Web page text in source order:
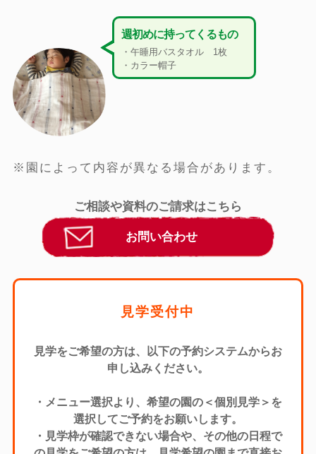
週初めに持ってくるもの
・午睡用バスタオル 1枚
・カラー帽子
※園によって内容が異なる場合があります。
ご相談や資料のご請求はこちら
お問い合わせ
見学受付中
見学をご希望の方は、以下の予約システムからお
申し込みください。
・メニュー選択より、希望の園の＜個別見学＞を
選択してご予約をお願いします。
・見学枠が確認できない場合や、その他の日程で